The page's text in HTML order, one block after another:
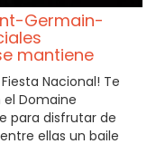
Germain-
mantiene
Nacional! Te
el Domaine
para disfrutar de
ellas un baile